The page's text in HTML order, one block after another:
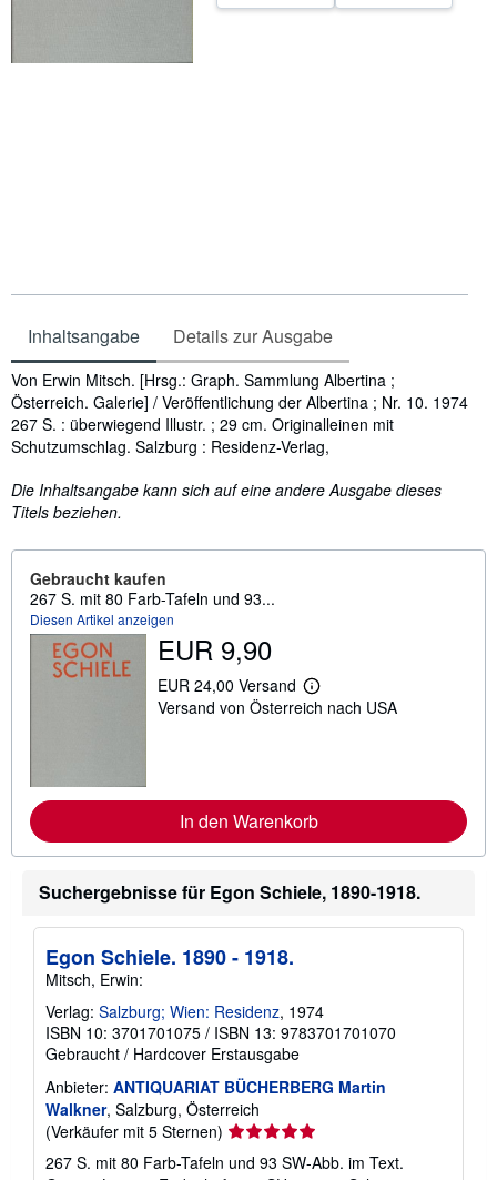
Inhaltsangabe Details zur Ausgabe
Inhaltsangabe
Von Erwin Mitsch. [Hrsg.: Graph. Sammlung Albertina ;
Österreich. Galerie] / Veröffentlichung der Albertina ; Nr. 10. 1974
267 S. : überwiegend Illustr. ; 29 cm. Originalleinen mit
Schutzumschlag. Salzburg : Residenz-Verlag,
Die Inhaltsangabe kann sich auf eine andere Ausgabe dieses
Titels beziehen.
Gebraucht kaufen
267 S. mit 80 Farb-Tafeln und 93...
Diesen Artikel anzeigen
EUR 9,90
EUR 24,00 Versand
W
e
n
f
o
m
t
n
z
u
r
a
n
d
Versand von Österreich nach USA
In den Warenkorb
Suchergebnisse für Egon Schiele, 1890-1918.
Egon Schiele. 1890 - 1918.
Mitsch, Erwin:
Verlag: Salzburg; Wien: Residenz, 1974
ISBN 10: 3701701075 / ISBN 13: 9783701701070
Gebraucht / Hardcover Erstausgabe
Anbieter: ANTIQUARIAT BÜCHERBERG Martin
Walkner, Salzburg, Österreich
(Verkäufer mit 5 Sternen) Verkäuferbewertung
von
267 S. mit 80 Farb-Tafeln und 93 SW-Abb. im Text.